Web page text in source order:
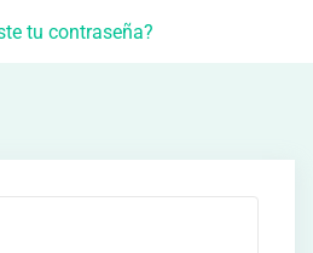
tu contraseña?